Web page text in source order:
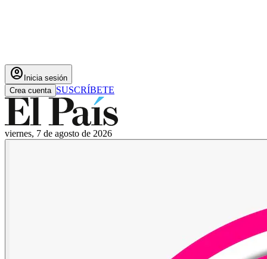
account_circle Inicia sesión
Crea cuenta SUSCRÍBETE
viernes, 7 de agosto de 2026